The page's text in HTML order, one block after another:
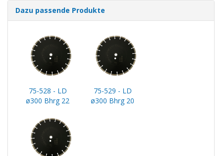
Dazu passende Produkte
75-528 - LD
ø300 Bhrg 22
75-529 - LD
ø300 Bhrg 20